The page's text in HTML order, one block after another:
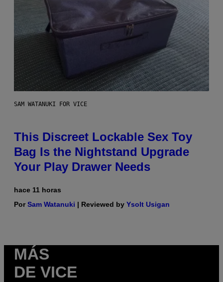
SAM WATANUKI FOR VICE
This Discreet Lockable Sex Toy
Bag Is the Nightstand Upgrade
Your Play Drawer Needs
hace 11 horas
PorSam Watanuki | Reviewed by Ysolt Usigan
MÁS
DE VICE